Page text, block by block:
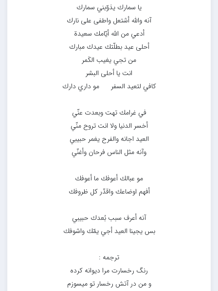
يا سمارك يذوّبني سمارك
آنه والله أشتعل واطفى على نارك
أدعي من الله أيّامك سعيدة
أحلى عيد بطلّتك عيدك مبارك
من تجي يغيب الكَمر
انت يا أحلى البشر
كافي لتعيد السفر مو داري دارك
في غرامك تهت وبعدت عنّي
أخسر الدنيا ولا انت تروح منّي
العيد اجانه والفرح يغمر حبيبي
وآنه مثل الناس فرحان وأغنّي
مو عبالك أعوفك ما أعوفك
أفهم اوضاعك واقدّر كل ظروفك
آنه أعرف سبب بُعدك حبيبي
بس يجينا العيد أجي يمّك واشوفك
ترجمه :
رنگ رخسارت مرا دیوانه کرده
و من در آتش رخسار تو میسوزم